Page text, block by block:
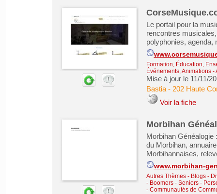
Le portail pour la
rencontres
polyphonies, agenda,
Formation, Éducation,
Événements, Animations-
Mise à jour le 11/11/
Bastia- 202 Haute
Voir la fiche
Morbihan
Morbihan
du Morbihan,
Morbihannaises,
www.morbihan-
Autres Thèmes - Blogs -
- Boomers - Seniors -
- Communautés de